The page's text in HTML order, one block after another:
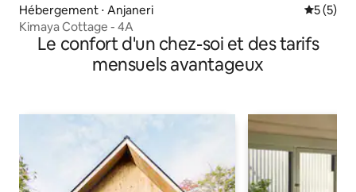
Hébergement ⋅ Anjaneri
5 (5)
Kimaya Cottage - 4A
Le confort d'un chez-soi et des tarifs
mensuels avantageux